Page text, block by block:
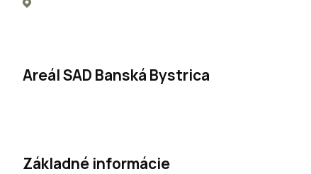
Areál SAD Banská Bystrica
Základné informácie